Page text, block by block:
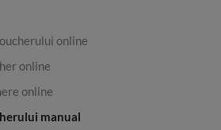
online
online
online
manual